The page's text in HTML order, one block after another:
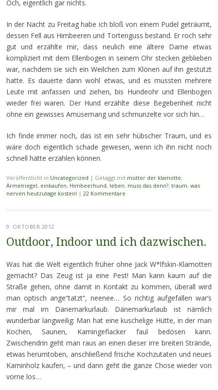
Och, eigentlich gar nichts.
In der Nacht zu Freitag habe ich bloß von einem Pudel geträumt,
dessen Fell aus Himbeeren und Tortenguss bestand. Er roch sehr
gut und erzählte mir, dass neulich eine ältere Dame etwas
kompliziert mit dem Ellenbogen in seinem Ohr stecken geblieben
war, nachdem sie sich ein Weilchen zum Klönen auf ihn gestützt
hatte. Es dauerte dann wohl etwas, und es mussten mehrere
Leute mit anfassen und ziehen, bis Hundeohr und Ellenbogen
wieder frei waren. Der Hund erzählte diese Begebenheit nicht
ohne ein gewisses Amüsemang und schmunzelte vor sich hin…
Ich finde immer noch, das ist ein sehr hübscher Traum, und es
wäre doch eigentlich schade gewesen, wenn ich ihn nicht noch
schnell hätte erzählen können.
Veröffentlicht in Uncategorized | Getaggt mit mütter der klamotte,
Ärmelriegel, einkaufen, Himbeerhund, leben, muss das denn?, traum, was
nerven heutzutage kosten! | 22 Kommentare
9. OKTOBER 2012
Outdoor, Indoor und ich dazwischen.
Was hat die Welt eigentlich früher ohne Jack W*lfskin-Klamotten
gemacht? Das Zeug ist ja eine Pest! Man kann kaum auf die
Straße gehen, ohne damit in Kontakt zu kommen, überall wird
man optisch ange“tatzt“, neenee… So richtig aufgefallen war’s
mir mal im Dänemarkurlaub. Dänemarkurlaub ist nämlich
wunderbar langweilig: Man hat eine kuschelige Hütte, in der man
Kochen, Saunen, Kamingeflacker faul bedösen kann.
Zwischendrin geht man raus an einen dieser irre breiten Strände,
etwas herumtoben, anschließend frische Kochzutaten und neues
Kaminholz kaufen, – und dann geht die ganze Chose wieder von
vorne los…